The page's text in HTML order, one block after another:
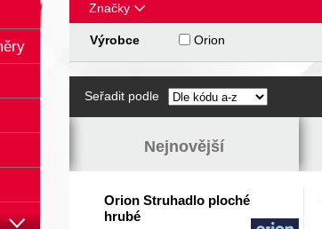
Značky
Výrobce Orion
Seřadit podle
Nejnovější
Orion Struhadlo ploché
hrubé